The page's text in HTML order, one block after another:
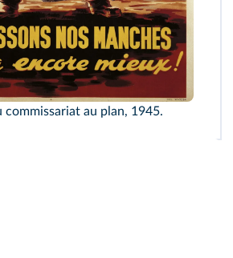
Contemporaine-B.D.I.C./Archives Charmet/
au plan, 1945.